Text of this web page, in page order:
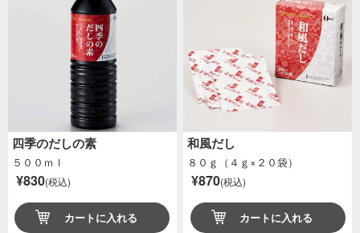
四季のだしの素
５００ｍｌ
¥830(税込)
カートに入れる
和風だし
８０ｇ（４ｇ×２０袋）
¥870(税込)
カートに入れる